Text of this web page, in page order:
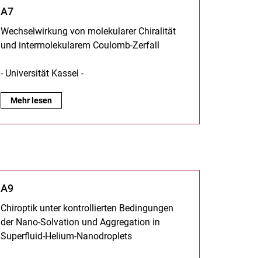
A7
Wechselwirkung von molekularer Chiralität
und intermolekularem Coulomb-Zerfall
- Universität Kassel -
A7:
Mehr lesen
A9
Chiroptik unter kontrollierten Bedingungen
der Nano-Solvation und Aggregation in
Superfluid-Helium-Nanodroplets